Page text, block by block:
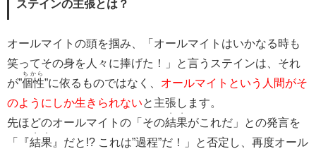
ステインの主張とは？
オールマイトの頭を掴み、「オールマイトはいかなる時も
笑ってその身を人々に捧げた！」と言うステインは、それ
が”個性
ちから
”に依るものではなく、 オールマイトという人間がそ
のようにしか生きられないと主張します。
先ほどのオールマイトの「その結果
・・
がこれだ」との発言を
「『結果
・・
』だと!? これは”過程”だ！」と否定し、再度オール